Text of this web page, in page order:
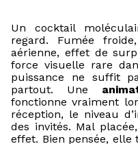
Un cocktail
regard. Fumée
aérienne, effet de
force visuelle rare
puissance ne suffit
partout. Une
fonctionne vraiment
réception, le niveau
des invités. Mal
effet. Bien pensée,